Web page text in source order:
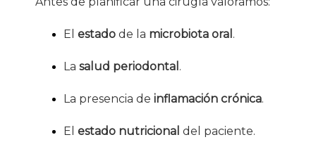
El estado de la microbiota oral .
La salud periodontal .
La presencia de inflamación crónica.
El estado nutricional del paciente.